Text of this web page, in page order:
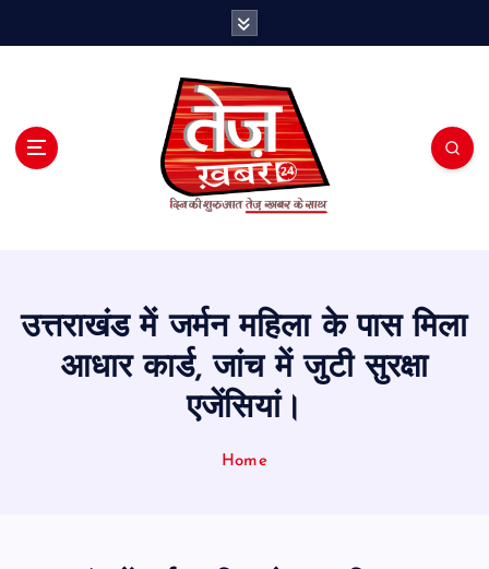
उत्तराखंड में जर्मन महिला के पास मिला
आधार कार्ड, जांच में जुटी सुरक्षा
एजेंसियां।
Home